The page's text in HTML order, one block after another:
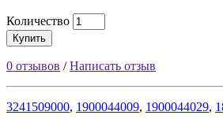
Количество
Купить
0 отзывов /Написать отзыв
3241509000, 1900044009, 1900044029,